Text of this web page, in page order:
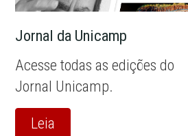
Jornal da Unicamp
Acesse todas as edições do
Jornal Unicamp.
Leia